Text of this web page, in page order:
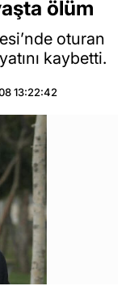
ölüm
oturan
kaybetti.
13:22:42